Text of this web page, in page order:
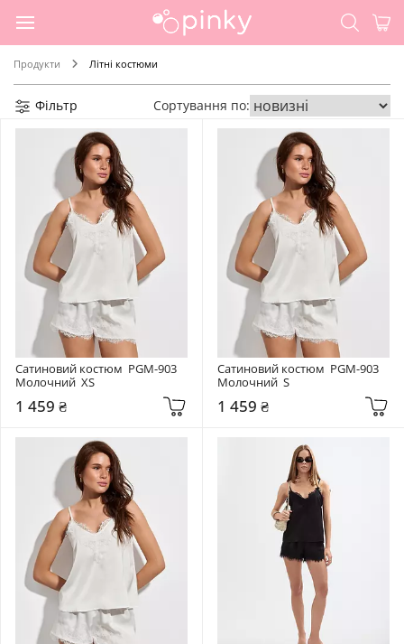
Продукти Літні костюми
Фільтр Сортування по:
Сатиновий костюм  PGM-903
Молочний  XS
1 459 ₴
Сатиновий костюм  PGM-903
Молочний  S
1 459 ₴